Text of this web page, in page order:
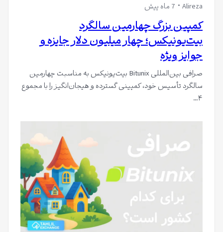
Alireza 7 ماه پیش
کمپین بزرگ چهارمین سالگرد
بیت‌یونیکس؛ چهار میلیون دلار جایزه و
جوایز ویژه
صرافی بین‌المللی Bitunix بیت‌یونیکس به مناسبت چهارمین
سالگرد تأسیس خود، کمپینی گسترده و هیجان‌انگیز را با مجموع
۴…